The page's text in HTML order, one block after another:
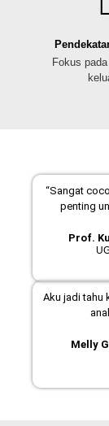
Fokus
“Sangat
penting
Prof.
Aku jadi tahu
Melly